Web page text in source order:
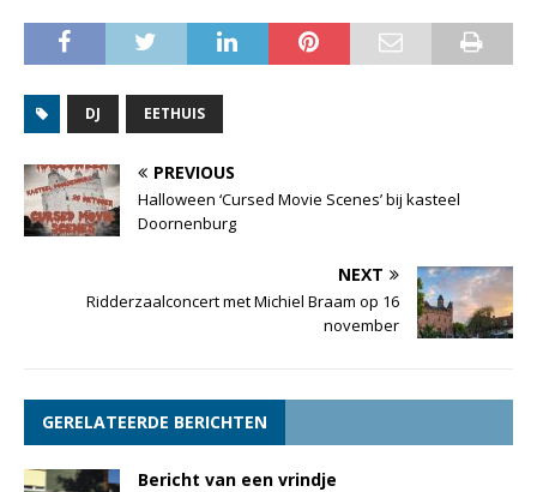
DJ EETHUIS
PREVIOUS
Halloween ‘Cursed Movie Scenes’ bij kasteel
Doornenburg
NEXT
Ridderzaalconcert met Michiel Braam op 16
november
GERELATEERDE BERICHTEN
Bericht van een vrindje